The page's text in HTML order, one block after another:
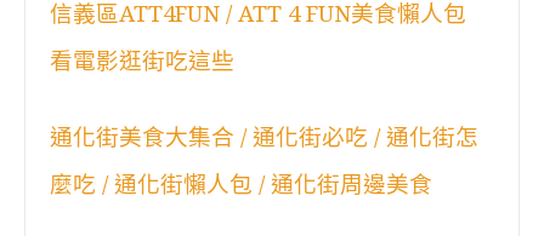
信義區ATT4FUN / ATT 4 FUN美食懶人包
看電影逛街吃這些
通化街美食大集合 / 通化街必吃 / 通化街怎
麼吃 / 通化街懶人包 / 通化街周邊美食